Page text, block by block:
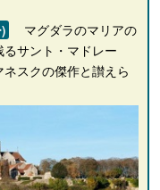
マグダラのマリアの
サント・マドレー
スクの傑作と讃えら